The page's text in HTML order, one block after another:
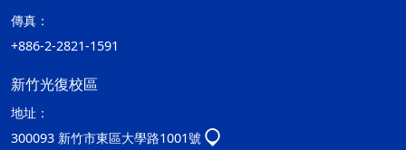
傳真：
+886-2-2821-1591
新竹光復校區
地址：
300093 新竹市東區大學路1001號